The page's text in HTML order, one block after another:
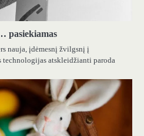
pasiekiamas
nauja, įdėmesnį žvilgsnį į
atskleidžianti paroda